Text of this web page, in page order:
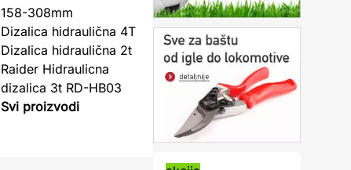
158-308mm
Dizalica hidraulična 4T
Dizalica hidraulična 2t
Raider Hidraulicna
dizalica 3t RD-HB03
Svi proizvodi